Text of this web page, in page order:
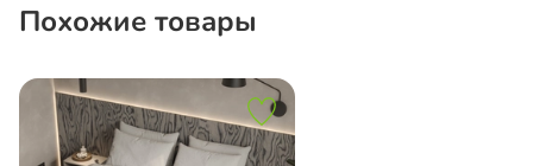
Похожие товары